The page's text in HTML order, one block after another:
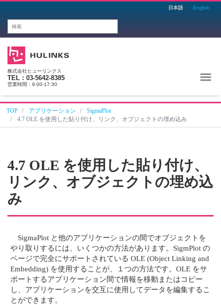
日本語 English
株式会社ヒューリンクス
TEL：03-5642-8385
営業時間：9:00-17:30
TOP アプリケーション
SigmaPlot
4.7 OLE を使用した貼り付け、リンク、オブジェクトの埋め込み
4.7 OLE を使用した貼り付け、
リンク、オブジェクトの埋め込
み
SigmaPlot と他のアプリケーションの間でオブジェクトを
やり取りするには、いくつかの方法があります。SigmPlot の
ページで完全にサポートされている OLE (Object Linking and
Embedding) を使用することが、１つの方法です。OLE をサ
ポートするアプリケーション間で情報を移動またはコピー
し、アプリケーションを交互に使用してデータを編集するこ
とができます。